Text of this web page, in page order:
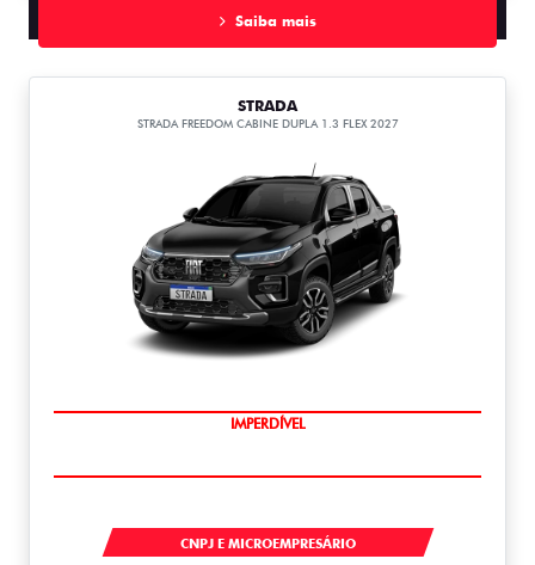
Saiba mais
STRADA
STRADA FREEDOM CABINE DUPLA 1.3 FLEX 2027
IMPERDÍVEL
CNPJ E MICROEMPRESÁRIO